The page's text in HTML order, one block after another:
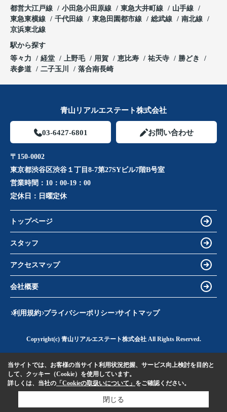
都営大江戸線
小田急小田原線 東急大井町線
山手線
東急東横線
千代田線 東急田園都市線 総武線
南北線
京浜東北線
駅から探す
等々力
経堂 上野毛 用賀 恵比寿 祐天寺
勝どき
表参道
二子玉川 落合南長崎
青山リアルエステート株式会社
03-6427-6801 お問い合わせ
〒150-0002
東京都渋谷区渋谷１丁目8-7第27SYビル7階B号室
営業時間： 10：00-19：00
定休日： 日曜定休
トップページ
スタッフ
アクセスマップ
会社概要
利用規約 プライバシーポリシー サイトマップ
Copyright(c) 青山リアルエステート株式会社 All Rights Reserved.
当サイトでは、お客様の当サイト利用状況把握、サービス向上検討を目的と
して、クッキー（Cookie）を使用しています。
詳しくは、当社の 「Cookieの取扱いについて」 をご確認ください。
閉じる